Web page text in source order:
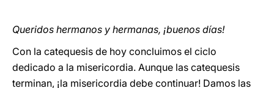
Queridos hermanos y hermanas, ¡buenos días!
Con la catequesis de hoy concluimos el ciclo
dedicado a la misericordia. Aunque las catequesis
terminan, ¡la misericordia debe continuar! Damos las